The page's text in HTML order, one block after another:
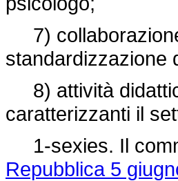
7)
standardizzazione
8) attività
caratterizzanti il
1-sexies. Il
Repubblica 5